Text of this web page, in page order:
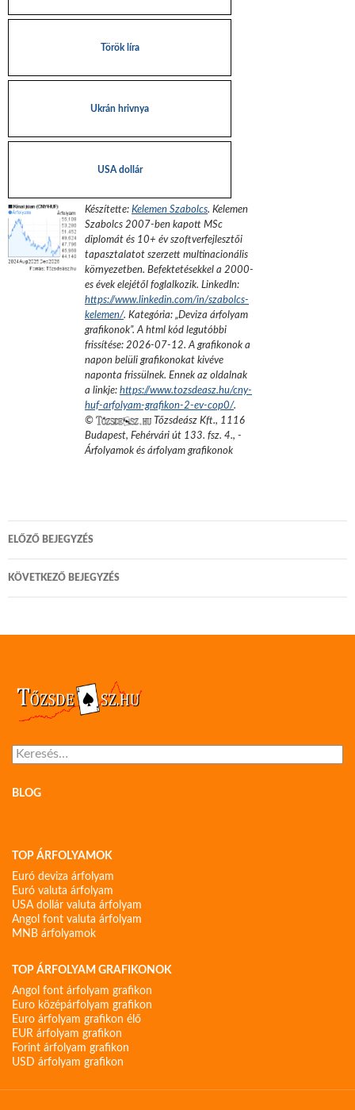
Török líra
Ukrán hrivnya
USA dollár
Készítette: Kelemen Szabolcs. Kelemen
Szabolcs 2007-ben kapott MSc
diplomát és 10+ év szoftverfejlesztői
tapasztalatot szerzett multinacionális
környezetben. Befektetésekkel a 2000-
es évek elejétől foglalkozik. LinkedIn:
https://www.linkedin.com/in/szabolcs-
kelemen/. Kategória: „Deviza árfolyam
grafikonok”.A html kód legutóbbi
frissítése: 2026-07-12. A grafikonok a
napon belüli grafikonokat kivéve
naponta frissülnek. Ennek az oldalnak
a linkje: https://www.tozsdeasz.hu/cny-
huf-arfolyam-grafikon-2-ev-cop0/.
©
Tőzsdeász Kft., 1116
Budapest, Fehérvári út 133. fsz. 4., -
Árfolyamok és árfolyam grafikonok
Bejegyzés
navigáció
ELŐZŐ BEJEGYZÉS
KÖVETKEZŐ BEJEGYZÉS
Keresés:
BLOG
TOP ÁRFOLYAMOK
Euró deviza árfolyam
Euró valuta árfolyam
USA dollár valuta árfolyam
Angol font valuta árfolyam
MNB árfolyamok
TOP ÁRFOLYAM GRAFIKONOK
Angol font árfolyam grafikon
Euro középárfolyam grafikon
Euro árfolyam grafikon élő
EUR árfolyam grafikon
Forint árfolyam grafikon
USD árfolyam grafikon